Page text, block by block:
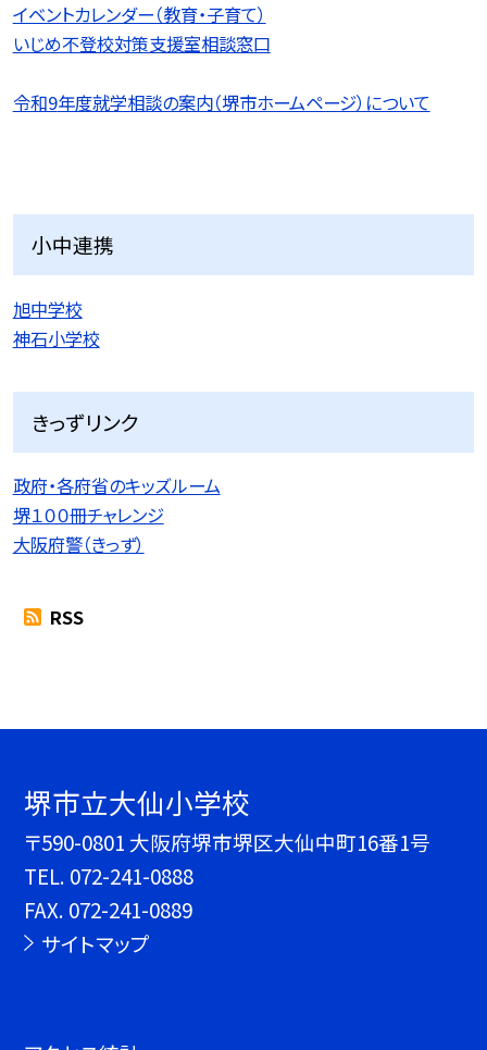
イベントカレンダー（教育・子育て）
いじめ不登校対策支援室相談窓口
令和9年度就学相談の案内（堺市ホームページ）について
小中連携
旭中学校
神石小学校
きっずリンク
政府・各府省のキッズルーム
堺１００冊チャレンジ
大阪府警（きっず）
RSS
堺市立大仙小学校
〒590-0801 大阪府堺市堺区大仙中町16番1号
TEL. 072-241-0888
FAX. 072-241-0889
サイトマップ